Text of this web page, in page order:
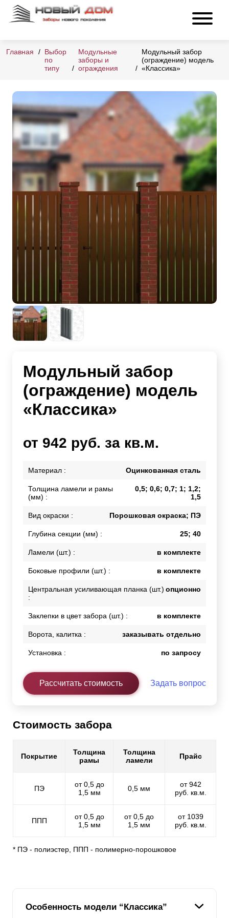
Главная
Выбор
по
типу
Модульные
заборы и
ограждения
Модульный забор
(ограждение) модель
«Классика»
Модульный забор
(ограждение) модель
«Классика»
от 942 руб. за кв.м.
Материал : Оцинкованная сталь
Толщина ламели и рамы
(мм) :
0,5; 0,6; 0,7; 1; 1,2;
1,5
Вид окраски : Порошковая окраска; ПЭ
Глубина секции (мм) : 25; 40
Ламели (шт.) : в комплекте
Боковые профили (шт.) : в комплекте
Центральная усиливающая планка (шт.)
:
опционно
Заклепки в цвет забора (шт.) : в комплекте
Ворота, калитка : заказывать отдельно
Установка : по запросу
Рассчитать стоимость Задать вопрос
Стоимость забора
Покрытие
Толщина
рамы
Толщина
ламели
Прайс
ПЭ
от 0,5 до
1,5 мм
0,5 мм
от 942
руб. кв.м.
ППП
от 0,5 до
1,5 мм
от 0,5 до
1,5 мм
от 1039
руб. кв.м.
* ПЭ - полиэстер, ППП - полимерно-порошковое
Особенность модели “Классика”